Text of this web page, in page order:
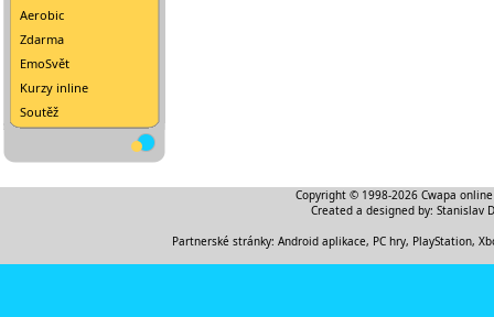
Aerobic
Zdarma
EmoSvět
Kurzy inline
Soutěž
Copyright © 1998-2026 Cwapa
Created a designed by: Stanislav
Partnerské stránky: Android aplikace, PC hry, PlayStation,